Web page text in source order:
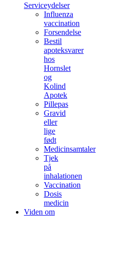
Serviceydelser
Influenza
vaccination
Forsendelse
Bestil
apoteksvarer
hos
Hornslet
og
Kolind
Apotek
Pillepas
Gravid
eller
lige
født
Medicinsamtaler
Tjek
på
inhalationen
Vaccination
Dosis
medicin
Viden om